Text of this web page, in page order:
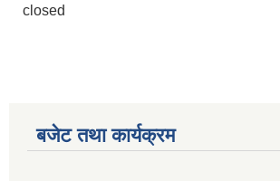
closed
बजेट तथा कार्यक्रम